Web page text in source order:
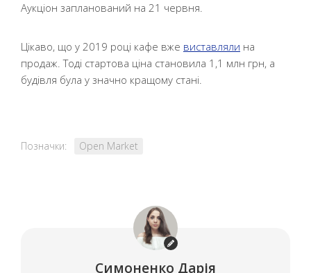
Аукціон запланований на 21 червня.
Цікаво, що у 2019 році кафе вже виставляли на
продаж. Тоді стартова ціна становила 1,1 млн грн, а
будівля була у значно кращому стані.
Позначки: Open Market
Симоненко Дарія